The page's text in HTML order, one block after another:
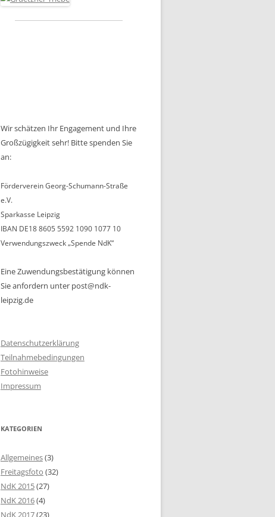
Wir schätzen Ihr Engagement und Ihre
Großzügigkeit sehr! Bitte spenden Sie
an:
Förderverein Georg-Schumann-Straße
e.V.
Sparkasse Leipzig
IBAN DE18 8605 5592 1090 1077 10
Verwendungszweck „Spende NdK“
Eine Zuwendungsbestätigung können
Sie anfordern unter post@ndk-
leipzig.de
Datenschutzerklärung
Teilnahmebedingungen
Fotohinweise
Impressum
KATEGORIEN
Allgemeines(3)
Freitagsfoto (32)
NdK 2015(27)
NdK 2016(4)
NdK 2017(23)